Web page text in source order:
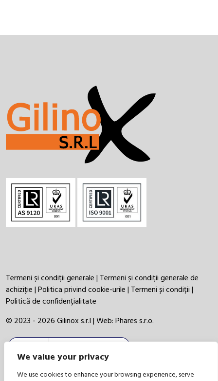
We value your privacy
We use cookies to enhance your browsing experience, serve
Termeni și condiții generale| Termeni și condiții generale de
achiziție|Politica privind cookie-urile| Termeni și condiții|
Politică de confidențialitate
© 2023 - 2026 Gilinox s.r.l | Web:Phares s.r.o.